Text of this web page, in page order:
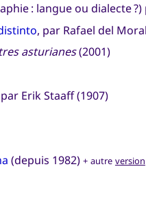
: langue ou dialecte ?)
, par Rafael del
asturianes(2001)
Erik Staaff (1907)
(depuis 1982) + autre version